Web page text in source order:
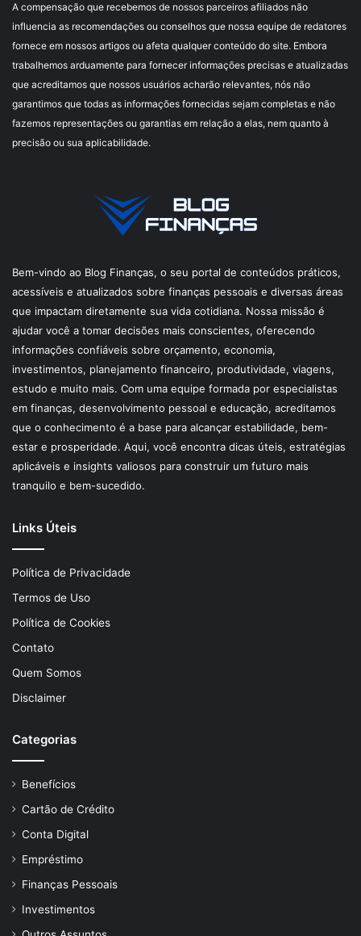
A compensação que recebemos de nossos parceiros afiliados não
influencia as recomendações ou conselhos que nossa equipe de redatores
fornece em nossos artigos ou afeta qualquer conteúdo do site. Embora
trabalhemos arduamente para fornecer informações precisas e atualizadas
que acreditamos que nossos usuários acharão relevantes, nós não
garantimos que todas as informações fornecidas sejam completas e não
fazemos representações ou garantias em relação a elas, nem quanto à
precisão ou sua aplicabilidade.
Bem-vindo ao Blog Finanças, o seu portal de conteúdos práticos,
acessíveis e atualizados sobre finanças pessoais e diversas áreas
que impactam diretamente sua vida cotidiana. Nossa missão é
ajudar você a tomar decisões mais conscientes, oferecendo
informações confiáveis sobre orçamento, economia,
investimentos, planejamento financeiro, produtividade, viagens,
estudo e muito mais. Com uma equipe formada por especialistas
em finanças, desenvolvimento pessoal e educação, acreditamos
que o conhecimento é a base para alcançar estabilidade, bem-
estar e prosperidade. Aqui, você encontra dicas úteis, estratégias
aplicáveis e insights valiosos para construir um futuro mais
tranquilo e bem-sucedido.
Links Úteis
Política de Privacidade
Termos de Uso
Política de Cookies
Contato
Quem Somos
Disclaimer
Categorias
Benefícios
Cartão de Crédito
Conta Digital
Empréstimo
Finanças Pessoais
Investimentos